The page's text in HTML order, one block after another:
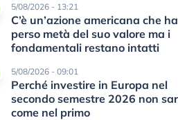
5/08/2026 - 13:21
C’è un’azione americana che ha
perso metà del suo valore ma i
fondamentali restano intatti
5/08/2026 - 09:01
Perché investire in Europa nel
secondo semestre 2026 non
come nel primo